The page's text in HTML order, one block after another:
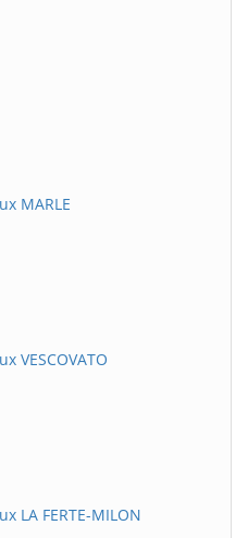
MARLE
VESCOVATO
LA FERTE-MILON